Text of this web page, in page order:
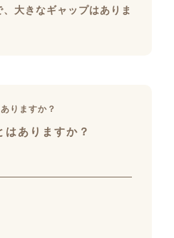
大きなギャップはありま
ありますか？